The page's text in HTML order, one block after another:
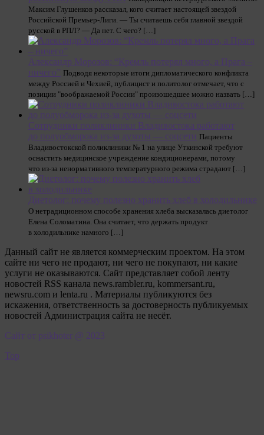
Максим Глушенков рассказал, кого считает настоящей звездой
Российской Премьер-Лиги. — Ты считаешь себя главной звездой
русской в РПЛ? — Да нет. С чего? […]
Александр Морозов: “Кремль потерял много, а Прага –
ничего” Подводя некоторые итоги дипломатического конфликта
между Россией и Чехией, публицист и политолог отмечает, что с
позиции "воображаемой России" произошедшее можно назвать […]
Сотрудники поликлиники Владивостока работают
до полуобморока из-за духоты — соцсети Пациенты
Владивостокской поликлиники № 1 на улице Уткинской требуют
оснастить медицинское учреждение кондиционерами, потому
что из-за ненормативного температурного режима страдают […]
Диетолог: почему полезно хранить хлеб в холодильнике
О нетрадиционном способе хранения хлеба высказалась диетолог
Елена Соломатина. Она считает, что держать продукт
в холодильнике намного […]
Данный сайт не является коммерческим проектом. На этом
сайте ни чего не продают, ни чего не покупают, ни какие
услуги не оказываются. Сайт представляет собой ленту
новостей RSS канала news.rambler.ru, kommersant.ru,
newsru.com и lenta.ru . Материалы публикуются без
искажения, ответственность за достоверность публикуемых
новостей Администрация сайта не несёт.
Сайт от psikhoter @ 2023
Top